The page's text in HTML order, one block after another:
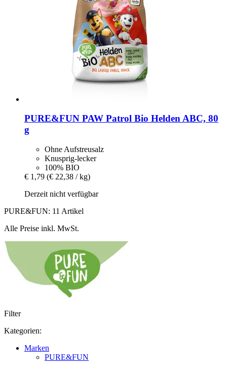
PURE&FUN PAW Patrol Bio Helden ABC, 80
g
Ohne Aufstreusalz
Knusprig-lecker
100% BIO
€ 1,79 (€ 22,38 / kg)
Derzeit nicht verfügbar
PURE&FUN: 11 Artikel
Alle Preise inkl. MwSt.
Filter
Kategorien:
Marken
PURE&FUN